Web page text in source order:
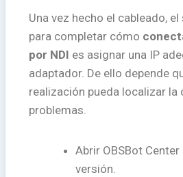
Una vez hecho el cableado,
para completar cómo
por NDI es asignar una IP
adaptador. De ello depende
realización pueda localizar la
problemas.
Abrir OBSBot
versión.